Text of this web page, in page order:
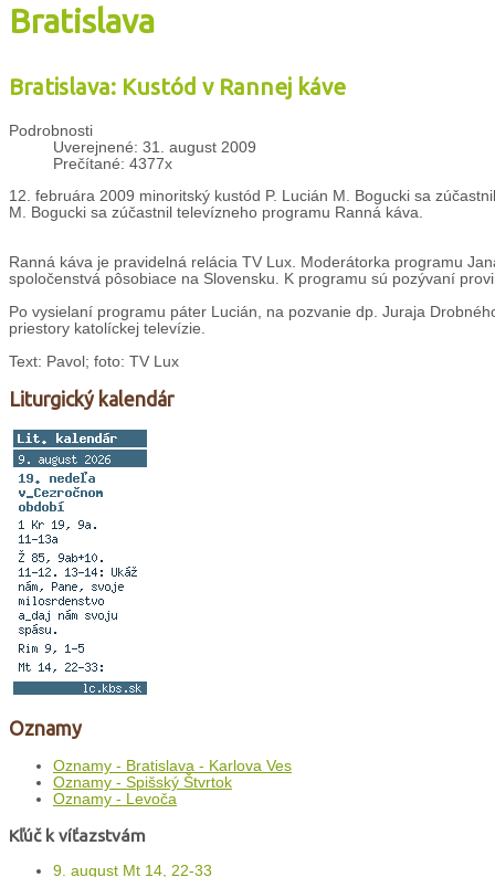
Bratislava
Bratislava: Kustód v Rannej káve
Podrobnosti
Uverejnené: 31. august 2009
Prečítané: 4377x
12. februára 2009 minoritský kustód P. Lucián M. Bogucki sa
M. Bogucki sa zúčastnil televízneho programu Ranná káva.
Ranná káva je pravidelná relácia TV Lux. Moderátorka programu
spoločenstvá pôsobiace na Slovensku. K programu sú pozývaní
Po vysielaní programu páter Lucián, na pozvanie dp. Juraja
priestory katolíckej televízie.
Text: Pavol; foto: TV Lux
Liturgický kalendár
Oznamy
Oznamy - Bratislava - Karlova Ves
Oznamy - Spišský Štvrtok
Oznamy - Levoča
Kľúč k víťazstvám
9. august Mt 14, 22-33